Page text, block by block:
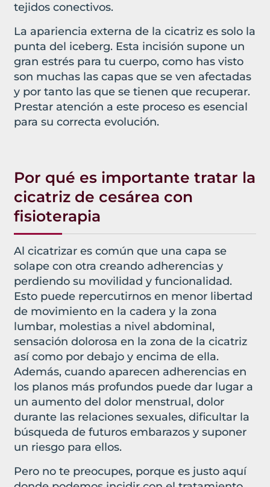
tejidos conectivos.
La apariencia externa de la cicatriz es solo la
punta del iceberg. Esta incisión supone un
gran estrés para tu cuerpo, como has visto
son muchas las capas que se ven afectadas
y por tanto las que se tienen que recuperar.
Prestar atención a este proceso es esencial
para su correcta evolución.
Por qué es importante tratar la
cicatriz de cesárea con
fisioterapia
Al cicatrizar es común que una capa se
solape con otra creando adherencias y
perdiendo su movilidad y funcionalidad.
Esto puede repercutirnos en menor libertad
de movimiento en la cadera y la zona
lumbar, molestias a nivel abdominal,
sensación dolorosa en la zona de la cicatriz
así como por debajo y encima de ella.
Además, cuando aparecen adherencias en
los planos más profundos puede dar lugar a
un aumento del dolor menstrual, dolor
durante las relaciones sexuales, dificultar la
búsqueda de futuros embarazos y suponer
un riesgo para ellos.
Pero no te preocupes, porque es justo aquí